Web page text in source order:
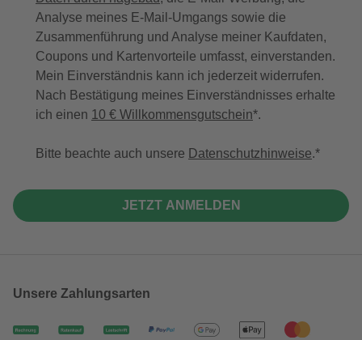
Analyse meines E-Mail-Umgangs sowie die
Zusammenführung und Analyse meiner Kaufdaten,
Coupons und Kartenvorteile umfasst, einverstanden.
Mein Einverständnis kann ich jederzeit widerrufen.
Nach Bestätigung meines Einverständnisses erhalte
ich einen 10 € Willkommensgutschein*.
Bitte beachte auch unsere Datenschutzhinweise.
JETZT ANMELDEN
Unsere Zahlungsarten